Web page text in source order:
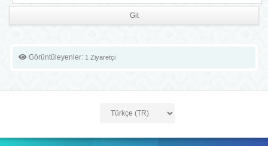
Görüntüleyenler: 1 Ziyaretçi